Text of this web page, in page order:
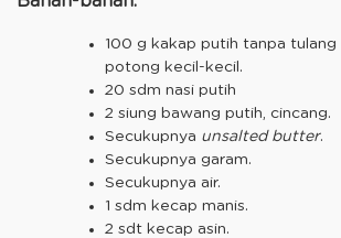
100 g kakap putih tanpa tulang
potong kecil-kecil.
20 sdm nasi putih
2 siung bawang putih, cincang.
Secukupnya unsalted butter.
Secukupnya garam.
Secukupnya air.
1 sdm kecap manis.
2 sdt kecap asin.